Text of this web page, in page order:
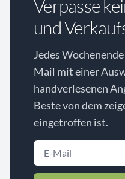
Verpasse
und
Jedes
Mail mit einer
handverlesenen
Beste von dem
eingetroffen ist.